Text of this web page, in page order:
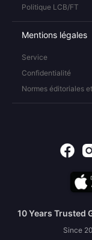
Politique LCB/FT
Mentions légales
Service
Confidentialité
Normes éditoriales
10 Years Trusted
Since